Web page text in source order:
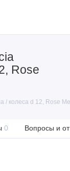
Rose
/ колеса d 12, Rose
0 Вопросы и